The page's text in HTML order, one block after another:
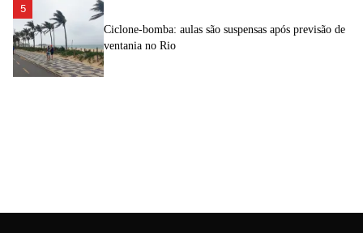
5
Ciclone-bomba: aulas são suspensas após previsão de
ventania no Rio